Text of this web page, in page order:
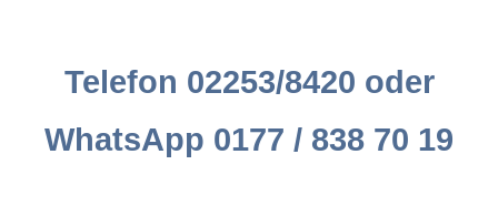
Telefon 02253/8420 oder
WhatsApp 0177 / 838 70 19